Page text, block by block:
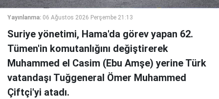
Yayınlanma: 06 Ağustos 2026 Perşembe 21:13
Suriye yönetimi, Hama'da görev yapan 62.
Tümen'in komutanlığını değiştirerek
Muhammed el Casim (Ebu Amşe) yerine Türk
vatandaşı Tuğgeneral Ömer Muhammed
Çiftçi'yi atadı.